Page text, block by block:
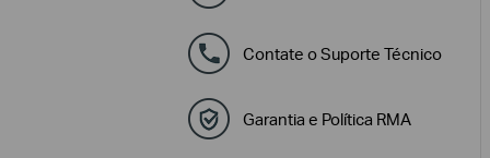
Contate o Suporte Técnico
Garantia e Política RMA